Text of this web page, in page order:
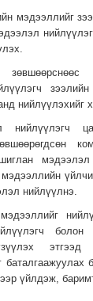
мэдээллийг
зээлийн
нийлүүлэхийг
нийлүүлэгч
мэдээлэл
нийлүүлнэ.
болон
этгээд
баталгаажуулах
үйлдэж,